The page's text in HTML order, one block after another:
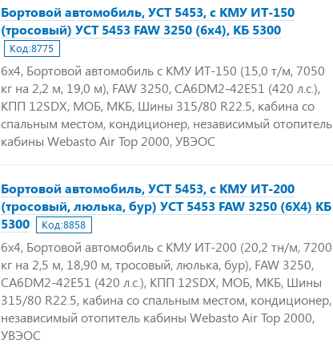
Бортовой автомобиль, УСТ 5453, с КМУ ИТ-150
(тросовый) УСТ 5453 FAW 3250 (6х4), КБ 5300
Код:8775
6х4, Бортовой автомобиль с КМУ ИТ-150 (15,0 т/м, 7050
кг на 2,2 м, 19,0 м), FAW 3250, CA6DM2-42E51 (420 л.с.),
КПП 12SDX, МОБ, МКБ, Шины 315/80 R22.5, кабина со
спальным местом, кондиционер, независимый отопитель
кабины Webasto Air Top 2000, УВЭОС
Бортовой автомобиль, УСТ 5453, с КМУ ИТ-200
(тросовый, люлька, бур) УСТ 5453 FAW 3250 (6Х4) КБ
5300
Код:8858
6х4, Бортовой автомобиль с КМУ ИТ-200 (20,2 тн/м, 7200
кг на 2,5 м, 18,90 м, тросовый, люлька, бур), FAW 3250,
CA6DM2-42E51 (420 л.с.), КПП 12SDX, МОБ, МКБ, Шины
315/80 R22.5, кабина со спальным местом, кондиционер,
независимый отопитель кабины Webasto Air Top 2000,
УВЭОС